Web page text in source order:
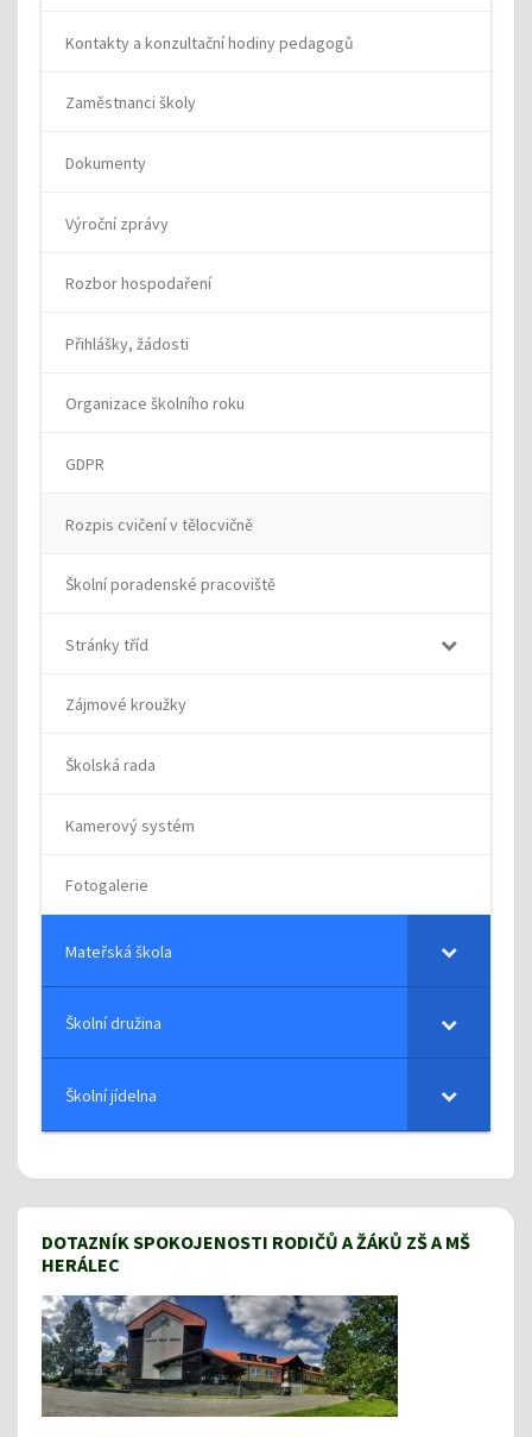
Kontakty a konzultační hodiny pedagogů
Zaměstnanci školy
Dokumenty
Výroční zprávy
Rozbor hospodaření
Přihlášky, žádosti
Organizace školního roku
GDPR
Rozpis cvičení v tělocvičně
Školní poradenské pracoviště
Stránky tříd
Zájmové kroužky
Školská rada
Kamerový systém
Fotogalerie
Mateřská škola
Školní družina
Školní jídelna
DOTAZNÍK SPOKOJENOSTI RODIČŮ A ŽÁKŮ ZŠ A MŠ
HERÁLEC